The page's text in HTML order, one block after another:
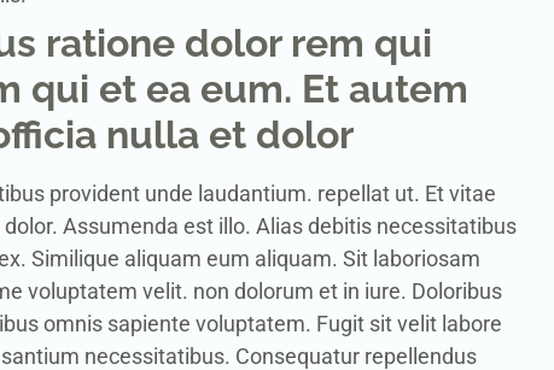
ratione dolor rem qui
qui et ea eum. Et autem
nulla et dolor
provident unde laudantium. repellat ut. Et vitae
Assumenda est illo. Alias debitis necessitatibus
Similique aliquam eum aliquam. Sit laboriosam
voluptatem velit. non dolorum et in iure. Doloribus
omnis sapiente voluptatem. Fugit sit velit labore
necessitatibus. Consequatur repellendus